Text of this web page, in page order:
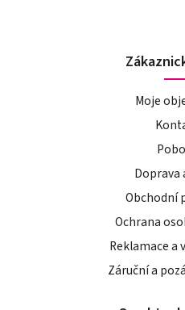
Moje
Doprava
Obchodní
Ochrana
Reklamace a
Záruční a